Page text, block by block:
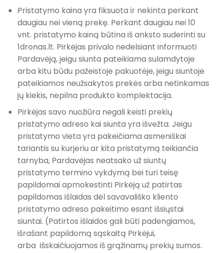
Pristatymo kaina yra fiksuota ir nekinta perkant
daugiau nei vieną prekę. Perkant daugiau nei 10
vnt. pristatymo kainą būtina iš anksto suderinti su
1dronas.lt. Pirkėjas privalo nedelsiant informuoti
Pardavėją, jeigu siunta pateikiama sulamdytoje
arba kitu būdu pažeistoje pakuotėje, jeigu siuntoje
pateikiamos neužsakytos prekės arba netinkamas
jų kiekis, nepilna produkto komplektacija.
Pirkėjas savo nuožiūra negali keisti prekių
pristatymo adreso kai siunta yra išvežta. Jeigu
pristatymo vieta yra pakeičiama asmeniškai
tariantis su kurjeriu ar kita pristatymą teikiančia
tarnyba, Pardavėjas neatsako už siuntų
pristatymo termino vykdymą bei turi teisę
papildomai apmokestinti Pirkėją už patirtas
papildomas išlaidas dėl savavališko kliento
pristatymo adreso pakeitimo esant išsiųstai
siuntai. (Patirtos išlaidos gali būti padengiamos,
išrašant papildomą sąskaitą Pirkėjui,
arba išskaičiuojamos iš grąžinamų prekių sumos.